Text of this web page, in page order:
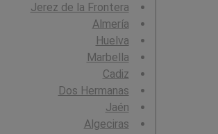
Jerez de la Frontera
Almería
Huelva
Marbella
Cadiz
Dos Hermanas
Jaén
Algeciras